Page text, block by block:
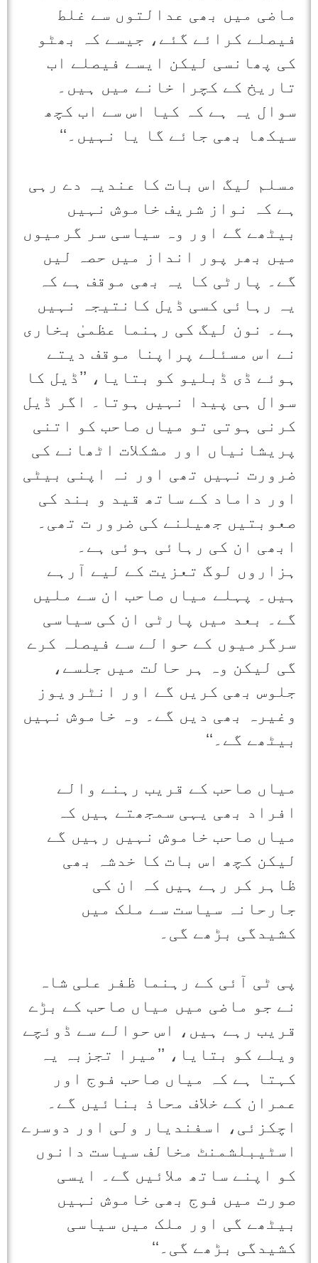
ماضی میں بھی عدالتوں سے غلط
فیصلے کرائے گئے، جیسے کہ بھٹو
کی پھانسی لیکن ایسے فیصلے اب
تاریخ کے کچرا خانے میں ہیں۔
سوال یہ ہے کہ کیا اس سے اب کچھ
سیکھا بھی جائے گا یا نہیں۔‘‘
مسلم لیگ اس بات کا عندیہ دے رہی
ہے کہ نواز شریف خاموش نہیں
بیٹھے گے اور وہ سیاسی سر گرمیوں
میں بھر پور انداز میں حصہ لیں
گے۔ پارٹی کا یہ بھی موقف ہے کہ
یہ رہائی کسی ڈیل کانتیجہ نہیں
ہے۔ نون لیگ کی رہنما عظمیٰ بخاری
نے اس مسئلے پراپنا موقف دیتے
ہوئے ڈی ڈبلیو کو بتایا، ’’ڈیل کا
سوال ہی پیدا نہیں ہوتا۔ اگر ڈیل
کرنی ہوتی تو میاں صاحب کو اتنی
پریشانیاں اور مشکلات اٹھانے کی
ضرورت نہیں تھی اور نہ اپنی بیٹی
اور داماد کے ساتھ قید و بند کی
صعوبتیں جھیلنے کی ضرور ت تھی۔
ابھی ان کی رہائی ہوئی ہے۔
ہزاروں لوگ تعزیت کے لیے آرہے
ہیں۔ پہلے میاں صاحب ان سے ملیں
گے۔ بعد میں پارٹی ان کی سیاسی
سرگرمیوں کے حوالے سے فیصلہ کرے
گی لیکن وہ ہر حالت میں جلسے،
جلوس بھی کریں گے اور انٹرویوز
وغیرہ بھی دیں گے۔ وہ خاموش نہیں
بیٹھے گے۔‘‘
میاں صاحب کے قریب رہنے والے
افراد بھی یہی سمجھتے ہیں کہ
میاں صاحب خاموش نہیں رہیں گے
لیکن کچھ اس بات کا خدشہ بھی
ظاہر کر رہے ہیں کہ ان کی
جارحانہ سیاست سے ملک میں
کشیدگی بڑھے گی۔
پی ٹی آئی کے رہنما ظفر علی شاہ
نے جو ماضی میں میاں صاحب کے بڑے
قریب رہے ہیں، اس حوالے سے ڈوئچے
ویلے کو بتایا، ’’میرا تجزبہ یہ
کہتا ہے کہ میاں صاحب فوج اور
عمران کے خلاف محاذ بنائیں گے۔
اچکزئی، اسفندیار ولی اور دوسرے
اسٹیبلشمنٹ مخالف سیاست دانوں
کو اپنے ساتھ ملائیں گے۔ ایسی
صورت میں فوج بھی خاموش نہیں
بیٹھے گی اور ملک میں سیاسی
کشیدگی بڑھے گی۔‘‘